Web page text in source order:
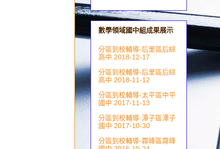
數學領域國中組成果展示
分區到校輔導-后里區后綜
高中 2018-12-17
分區到校輔導-后里區后綜
高中 2018-11-12
分區到校輔導-太平區中平
國中 2017-11-13
分區到校輔導-潭子區潭子
國中 2017-10-30
分區到校輔導-霧峰區霧峰